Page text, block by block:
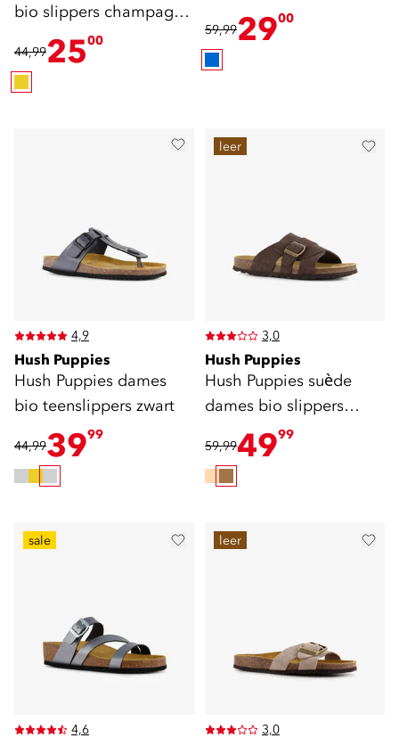
bio slippers champagne
goud
44,992500
grijsblauw
59,992900
4,9
Hush Puppies
Hush Puppies dames
bio teenslippers zwart
44,993999
leer
3,0
Hush Puppies
Hush Puppies suède
dames bio slippers
59,994999
sale
4,6
leer
3,0